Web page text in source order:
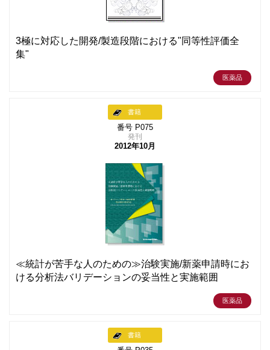
3極に対応した開発/製造段階における"同等性評価全
集"
医薬品
書籍
番号 P075
発刊
2012年10月
≪統計が苦手な人のための≫治験実施/新薬申請時にお
ける分析法バリデーションの妥当性と実施範囲
医薬品
書籍